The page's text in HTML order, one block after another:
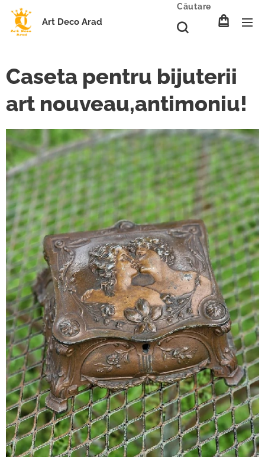
Art Deco Arad
Căutare
Caseta pentru bijuterii
art nouveau,antimoniu!